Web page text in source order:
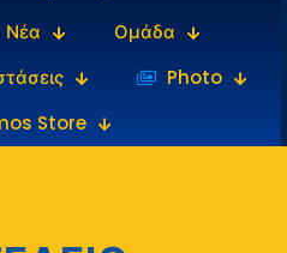
Νέα
Ομάδα
‎‏‏‎ ‎Photo
Store